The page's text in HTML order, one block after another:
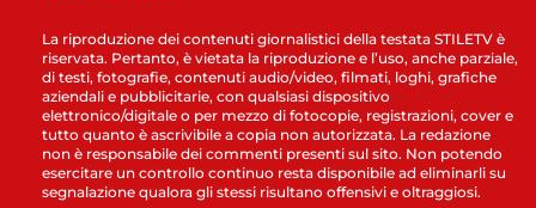
La riproduzione dei contenuti giornalistici della testata STILETV è
riservata. Pertanto, è vietata la riproduzione e l’uso, anche parziale,
di testi, fotografie, contenuti audio/video, filmati, loghi, grafiche
aziendali e pubblicitarie, con qualsiasi dispositivo
elettronico/digitale o per mezzo di fotocopie, registrazioni, cover e
tutto quanto è ascrivibile a copia non autorizzata. La redazione
non è responsabile dei commenti presenti sul sito. Non potendo
esercitare un controllo continuo resta disponibile ad eliminarli su
segnalazione qualora gli stessi risultano offensivi e oltraggiosi.